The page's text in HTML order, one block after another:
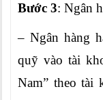
Bước 3: Ngân
– Ngân hàng
quỹ vào tài
Nam” theo tài